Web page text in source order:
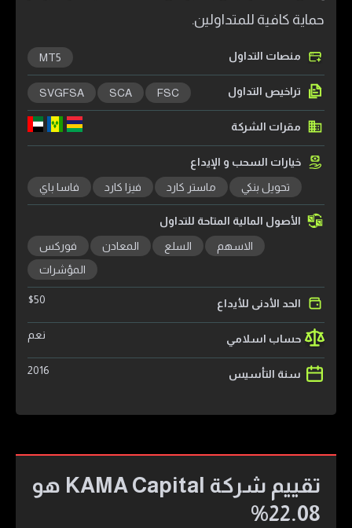
حماية كافية للمتداولين.
منصات التداول MT5
تراخيص التداول FSC
SCA
SVGFSA
مقرات الشركة
خيارات السحب و الإيداع
تحويل بنكي ماستر كارد فيزا كارد فاسا باي
الأصول المالية المتاحة للتداول
الاسهم السلع المعادن
فوركس
المؤشرات
الحد الأدنى للأيداع $50
حساب اسلامي نعم
سنة التأسيس 2016
تقييم شركة KAMA Capital هو
22.08%